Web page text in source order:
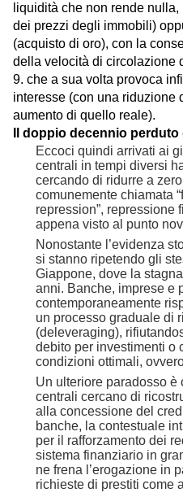
liquidità che non rende
dei prezzi degli immobili)
(acquisto di oro), con la
della velocità di circolazione
9. che a sua volta provoca
interesse (con una riduzione
aumento di quello reale).
Il doppio decennio
Eccoci quindi arrivati ai
centrali in tempi diversi
cercando di ridurre a
comunemente chiamata
repression”, repressione
appena visto al punto
Nonostante l’evidenza
si stanno ripetendo gli
Giappone, dove la
anni. Banche, imprese e
contemporaneamente
un processo graduale di
(deleveraging),
debito per investimenti o
condizioni ottimali,
Un ulteriore paradosso è
centrali cercano di
alla concessione del
banche, la contestuale
per il rafforzamento dei
sistema finanziario in
ne frena l’erogazione in
richieste di prestiti come